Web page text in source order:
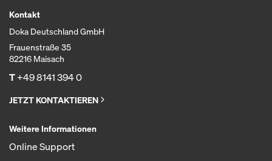
Kontakt
Doka Deutschland GmbH
Frauenstraße 35
82216 Maisach
T+49 8141 394 0
JETZT KONTAKTIEREN
Weitere Informationen
Online Support